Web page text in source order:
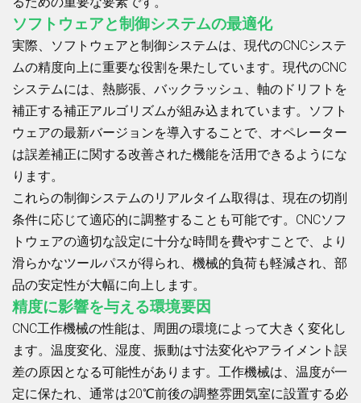
ソフトウェアと制御システムの最適化
実際、ソフトウェアと制御システムは、現代のCNCシステ
ムの精度向上に重要な役割を果たしています。現代のCNC
システムには、熱膨張、バックラッシュ、軸のドリフトを
補正する補正アルゴリズムが組み込まれています。ソフト
ウェアの最新バージョンを導入することで、オペレーター
は誤差補正に関する改善された機能を活用できるようにな
ります。
これらの制御システムのリアルタイム取得は、現在の切削
条件に応じて適応的に調整することも可能です。CNCソフ
トウェアの適切な設定に十分な時間を費やすことで、より
滑らかなツールパスが得られ、機械的負荷も軽減され、部
品の安定性が大幅に向上します。
精度に影響を与える環境要因
CNC工作機械の性能は、周囲の環境によって大きく変化し
ます。温度変化、湿度、振動は寸法変化やアライメント誤
差の原因となる可能性があります。工作機械は、温度が一
定に保たれ、通常は20℃前後の調整雰囲気室に設置する必